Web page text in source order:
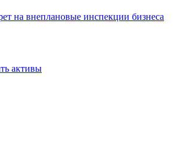
на внеплановые инспекции бизнеса
активы